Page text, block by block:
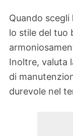
Quando
lo stile del tuo
Inoltre, valuta
di
durevole nel